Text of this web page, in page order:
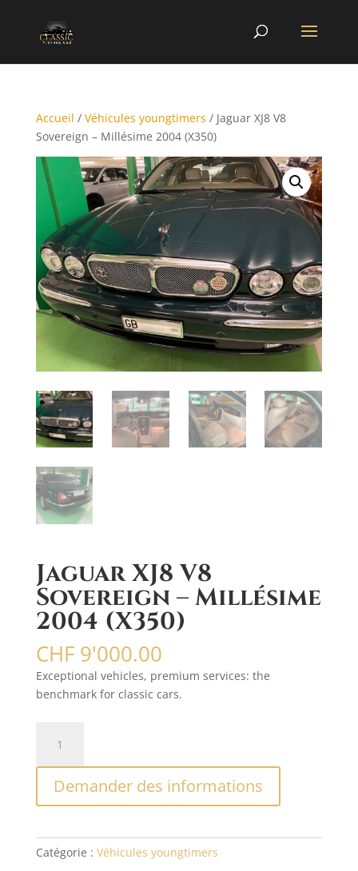
Accueil / Véhicules youngtimers / Jaguar XJ8 V8
Sovereign – Millésime 2004 (X350)
Jaguar XJ8 V8
Sovereign – Millésime
2004 (X350)
CHF9'000.00
Exceptional vehicles, premium services: the
benchmark for classic cars.
Jaguar
V8
–
Millésime
Demander des informations
t
e
r
a
t
Catégorie : Véhicules youngtimers